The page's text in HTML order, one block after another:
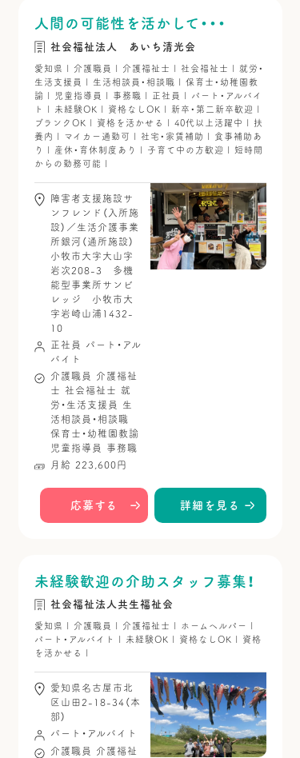
人間の可能性を活かして・・・
社会福祉法人 あいち清光会
愛知県 | 介護職員 | 介護福祉士 | 社会福祉士 | 就労・
生活支援員 | 生活相談員・相談職 | 保育士・幼稚園教
諭 | 児童指導員 | 事務職 | 正社員 | パート・アルバイ
ト | 未経験OK | 資格なしOK | 新卒・第二新卒歓迎 |
ブランクOK | 資格を活かせる | 40代以上活躍中 | 扶
養内 | マイカー通勤可 | 社宅・家賃補助 | 食事補助あ
り | 産休・育休制度あり | 子育て中の方歓迎 | 短時間
からの勤務可能 |
障害者支援施設サ
ンフレンド（入所施
設）／生活介護事業
所銀河（通所施設）
小牧市大字大山字
岩次208-3 多機
能型事業所サンビ
レッジ 小牧市大
字岩崎山浦1432-
10
正社員
パート・アル
バイト
介護職員
介護福祉
士
社会福祉士
就
労・生活支援員
生
活相談員・相談職
保育士・幼稚園教諭
児童指導員
事務職
月給 223,600円
応募する 詳細を見る
未経験歓迎の介助スタッフ募集！
社会福祉法人共生福祉会
愛知県 | 介護職員 | 介護福祉士 | ホームヘルパー |
パート・アルバイト | 未経験OK | 資格なしOK | 資格
を活かせる |
愛知県名古屋市北
区山田2-18-34（本
部）
パート・アルバイト
介護職員
介護福祉